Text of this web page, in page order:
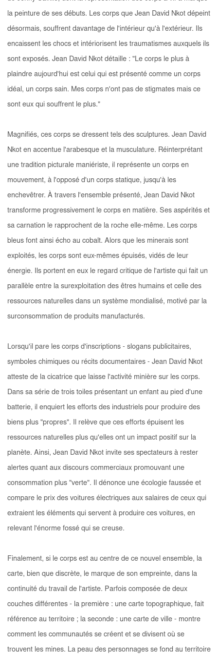
la peinture de ses débuts. Les corps que Jean David Nkot dépeint
désormais, souffrent davantage de l'intérieur qu'à l'extérieur. Ils
encaissent les chocs et intériorisent les traumatismes auxquels ils
sont exposés. Jean David Nkot détaille : "Le corps le plus à
plaindre aujourd'hui est celui qui est présenté comme un corps
idéal, un corps sain. Mes corps n'ont pas de stigmates mais ce
sont eux qui souffrent le plus."
Magnifiés, ces corps se dressent tels des sculptures. Jean David
Nkot en accentue l'arabesque et la musculature. Réinterprétant
une tradition picturale maniériste, il représente un corps en
mouvement, à l'opposé d'un corps statique, jusqu'à les
enchevêtrer. À travers l'ensemble présenté, Jean David Nkot
transforme progressivement le corps en matière. Ses aspérités et
sa carnation le rapprochent de la roche elle-même. Les corps
bleus font ainsi écho au cobalt. Alors que les minerais sont
exploités, les corps sont eux-mêmes épuisés, vidés de leur
énergie. Ils portent en eux le regard critique de l'artiste qui fait un
parallèle entre la surexploitation des êtres humains et celle des
ressources naturelles dans un système mondialisé, motivé par la
surconsommation de produits manufacturés.
Lorsqu'il pare les corps d'inscriptions - slogans publicitaires,
symboles chimiques ou récits documentaires - Jean David Nkot
atteste de la cicatrice que laisse l'activité minière sur les corps.
Dans sa série de trois toiles présentant un enfant au pied d'une
batterie, il enquiert les efforts des industriels pour produire des
biens plus "propres". Il relève que ces efforts épuisent les
ressources naturelles plus qu'elles ont un impact positif sur la
planète. Ainsi, Jean David Nkot invite ses spectateurs à rester
alertes quant aux discours commerciaux promouvant une
consommation plus "verte". Il dénonce une écologie faussée et
compare le prix des voitures électriques aux salaires de ceux qui
extraient les éléments qui servent à produire ces voitures, en
relevant l'énorme fossé qui se creuse.
Finalement, si le corps est au centre de ce nouvel ensemble, la
carte, bien que discrète, le marque de son empreinte, dans la
continuité du travail de l'artiste. Parfois composée de deux
couches différentes - la première : une carte topographique, fait
référence au territoire ; la seconde : une carte de ville - montre
comment les communautés se créent et se divisent où se
trouvent les mines. La peau des personnages se fond au territoire